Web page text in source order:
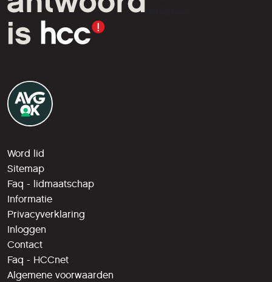
liefhebbers.
Word lid
Sitemap
Faq - lidmaatschap
Informatie
Privacyverklaring
Inloggen
Contact
Faq - HCCnet
Algemene voorwaarden